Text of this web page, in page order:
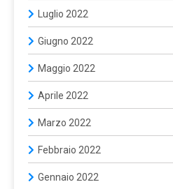
Luglio 2022
Giugno 2022
Maggio 2022
Aprile 2022
Marzo 2022
Febbraio 2022
Gennaio 2022